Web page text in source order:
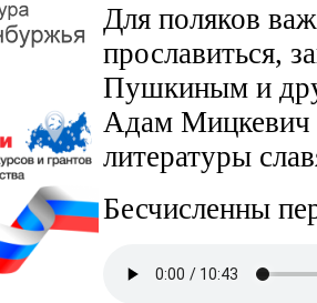
Для поляков
прославиться,
Пушкиным и
Адам Мицкевич
литературы
Бесчисленны